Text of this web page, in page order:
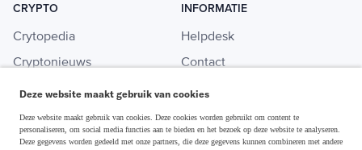
CRYPTO
Crytopedia
Cryptonieuws
Crypto koopgids
Investeren in crypto
INFORMATIE
Helpdesk
Contact
Adverteren
Deze website maakt gebruik van cookies
Deze website maakt gebruik van cookies. Deze cookies worden gebruikt om content te
personaliseren, om social media functies aan te bieden en het bezoek op deze website te analyseren.
Deze gegevens worden gedeeld met onze partners, die deze gegevens kunnen combineren met andere